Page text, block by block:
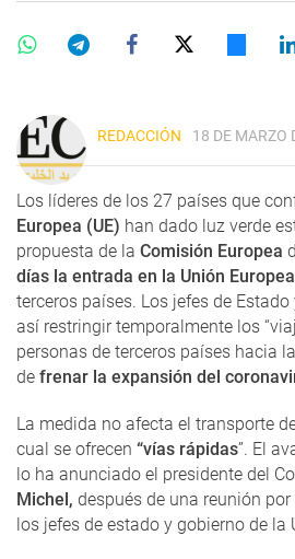
REDACCIÓN 18 DE MARZO
Los líderes de los 27 países que
Europea (UE) han dado luz verde
propuesta de la Comisión Europea
días la entrada en la Unión Europea
terceros países. Los jefes de
así restringir temporalmente los
personas de terceros países hacia
de frenar la expansión del
La medida no afecta el transporte
cual se ofrecen “vías rápidas”. El
lo ha anunciado el presidente del
Michel, después de una reunión
los jefes de estado y gobierno de la